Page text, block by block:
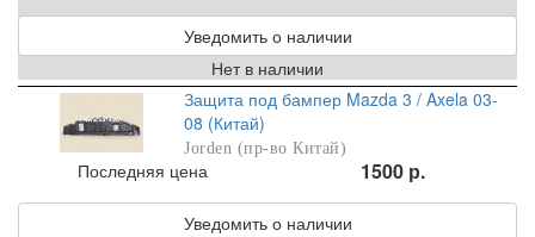
Уведомить о наличии
Нет в наличии
Защита под бампер Mazda 3 / Axela 03-
08 (Китай)
Jorden (пр-во Китай)
Последняя цена 1500 р.
Уведомить о наличии